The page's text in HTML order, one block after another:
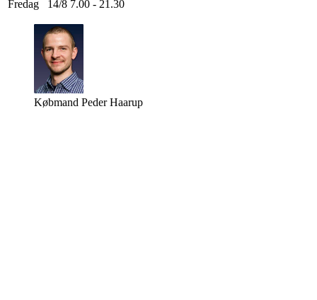
Fredag
14/8 7.00 - 21.30
Købmand Peder Haarup